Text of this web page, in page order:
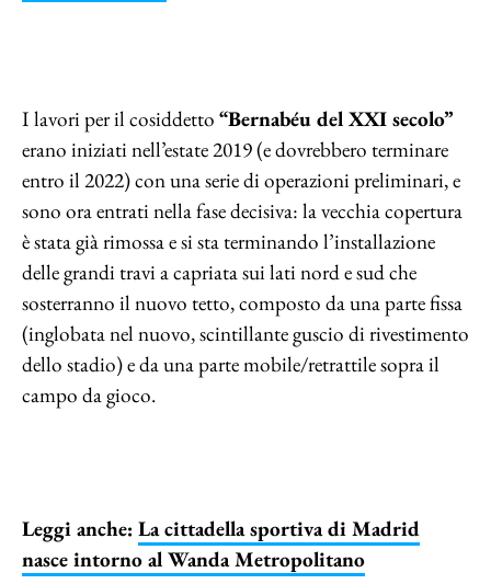
I lavori per il cosiddetto “Bernabéu del XXI secolo”
erano iniziati nell’estate 2019 (e dovrebbero terminare
entro il 2022) con una serie di operazioni preliminari, e
sono ora entrati nella fase decisiva: la vecchia copertura
è stata già rimossa e si sta terminando l’installazione
delle grandi travi a capriata sui lati nord e sud che
sosterranno il nuovo tetto, composto da una parte fissa
(inglobata nel nuovo, scintillante guscio di rivestimento
dello stadio) e da una parte mobile/retrattile sopra il
campo da gioco.
Leggi anche: La cittadella sportiva di Madrid
nasce intorno al Wanda Metropolitano